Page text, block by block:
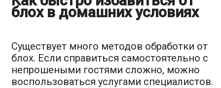
блох в домашних условиях
Существует много методов обработки от
блох. Если справиться самостоятельно с
непрошеными гостями сложно, можно
воспользоваться услугами специалистов.